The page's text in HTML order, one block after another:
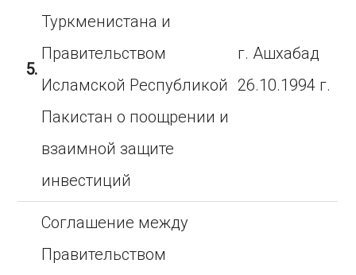
5.
Туркменистана и
Правительством
Исламской Республикой
Пакистан о поощрении и
взаимной защите
инвестиций
г. Ашхабад
26.10.1994 г.
Соглашение между
Правительством